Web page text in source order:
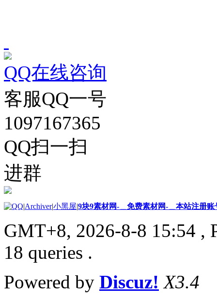
QQ在线咨询
客服QQ一号
1097167365
QQ扫一扫
进群
|Archiver|小黑屋|9块9素材网-＿免费素材网-＿本站注册账
GMT+8, 2026-8-8 15:54 ,
18 queries .
Powered by Discuz! X3.4